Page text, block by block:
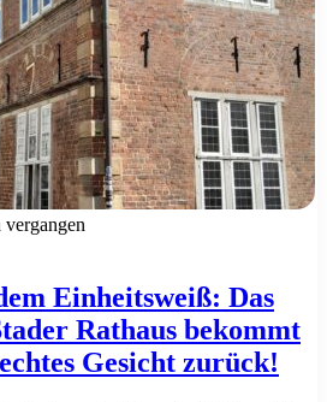
Einheitsweiß: Das
Rathaus bekommt
Gesicht zurück!